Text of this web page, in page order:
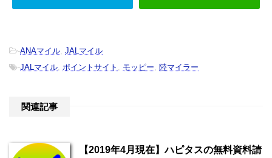
-ANAマイル, JALマイル
-JALマイル, ポイントサイト , モッピー, 陸マイラー
関連記事
【2019年4月現在】ハピタスの無料資料請